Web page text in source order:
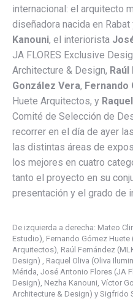
internacional: el arquitecto
diseñadora nacida en
Kanouni, el interiorista
JA FLORES Exclusive
Architecture & Design,
González Vera, Fernando
Huete Arquitectos, y
Comité de Selección de
recorrer en el día de ayer
las distintas áreas de
los mejores en cuatro
tanto el proyecto en su
presentación y el grado de
De izquierda a derecha: Mateo
Estudio), Fernando Gómez Huete
Arquitectos), Raúl Fernández
Design) , Raquel Oliva (Oliva
Mérida, José Antonio Flores (JA
Design), Nezha Kanouni, Víctor
Architecture & Design) y Sigfrido